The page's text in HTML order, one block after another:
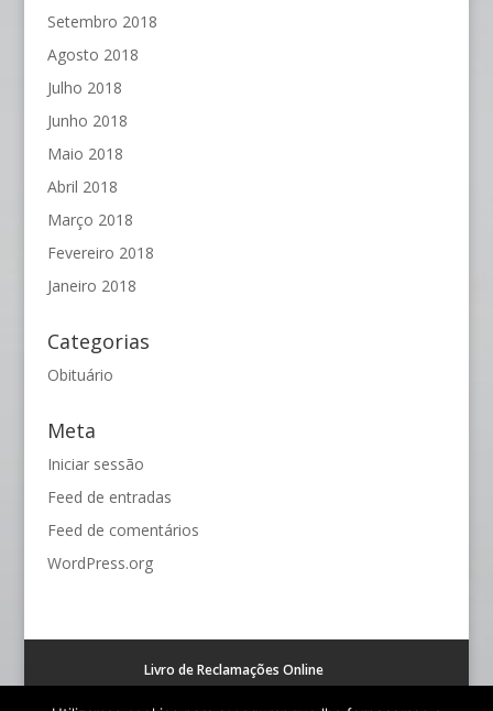
Setembro 2018
Agosto 2018
Julho 2018
Junho 2018
Maio 2018
Abril 2018
Março 2018
Fevereiro 2018
Janeiro 2018
Categorias
Obituário
Meta
Iniciar sessão
Feed de entradas
Feed de comentários
WordPress.org
Livro de Reclamações Online